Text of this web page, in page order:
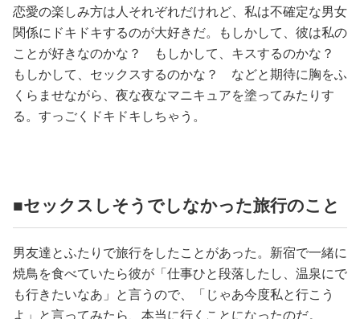
ゲーム
恋愛の楽しみ方は人それぞれだけれど、私は不確定な男女
関係にドキドキするのが大好きだ。もしかして、彼は私の
ことが好きなのかな？ もしかして、キスするのかな？
もしかして、セックスするのかな？ などと期待に胸をふ
くらませながら、夜な夜なマニキュアを塗ってみたりす
る。すっごくドキドキしちゃう。
■セックスしそうでしなかった旅行のこと
男友達とふたりで旅行をしたことがあった。新宿で一緒に
焼鳥を食べていたら彼が「仕事ひと段落したし、温泉にで
も行きたいなあ」と言うので、「じゃあ今度私と行こう
よ」と言ってみたら、本当に行くことになったのだ。